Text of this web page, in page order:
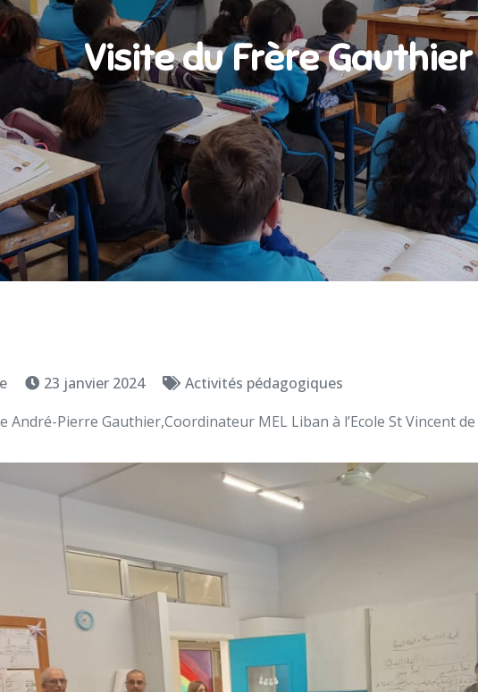
Visite du Frère Gauthier
23 janvier 2024
Activités pédagogiques
André-Pierre Gauthier,Coordinateur MEL Liban à l’Ecole St Vincent de